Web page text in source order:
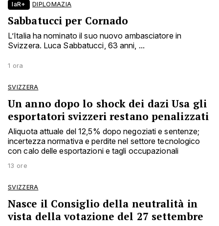
laR+ DIPLOMAZIA
Sabbatucci per Cornado
L’Italia ha nominato il suo nuovo ambasciatore in
Svizzera. Luca Sabbatucci, 63 anni, ...
1 ora
SVIZZERA
Un anno dopo lo shock dei dazi Usa gli
esportatori svizzeri restano penalizzati
Aliquota attuale del 12,5% dopo negoziati e sentenze;
incertezza normativa e perdite nel settore tecnologico
con calo delle esportazioni e tagli occupazionali
13 ore
SVIZZERA
Nasce il Consiglio della neutralità in
vista della votazione del 27 settembre